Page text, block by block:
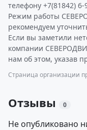
телефону +7(81842)
Режим работы
рекомендуем
Если вы заметили
компании
нам об этом, указав
Страница организации
Отзывы 0
Не опубликовано